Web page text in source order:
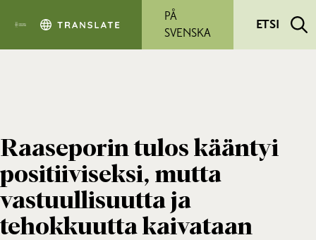
PÅ
SVENSKA
ETSI
Raaseporin tulos kääntyi
positiiviseksi, mutta
vastuullisuutta ja
tehokkuutta kaivataan